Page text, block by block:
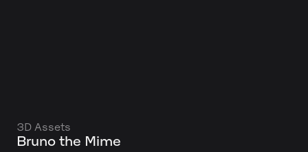
3D Assets
Bruno the Mime